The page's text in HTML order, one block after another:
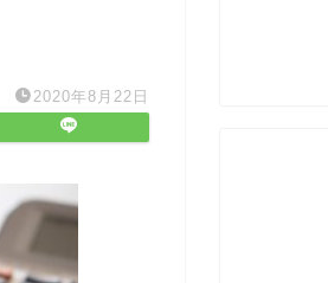
2020年8月22日